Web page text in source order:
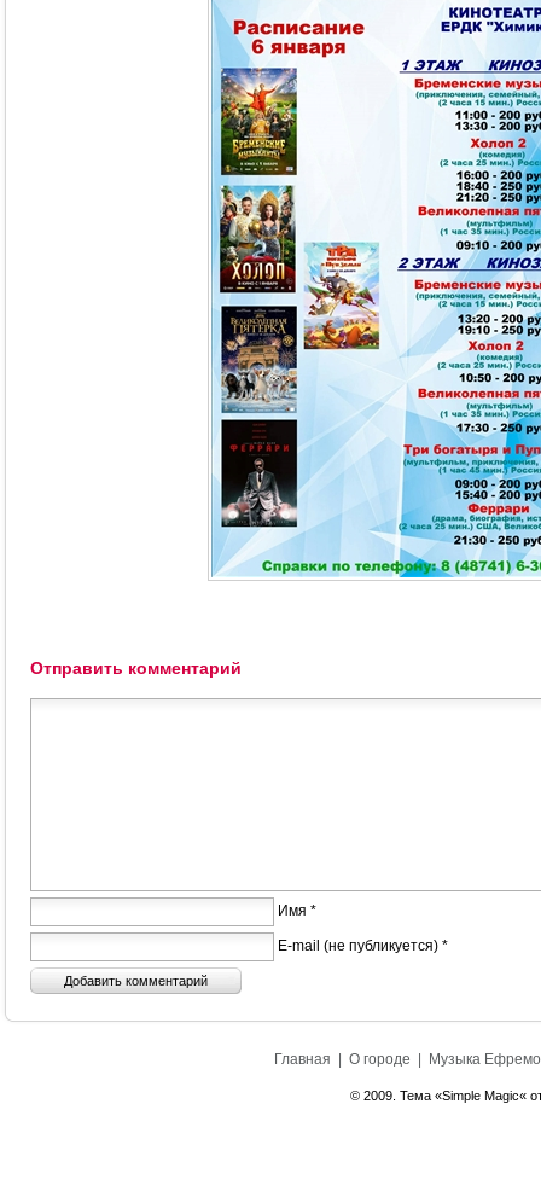
Отправить комментарий
Имя *
E-mail (не публикуется) *
Главная О городе Музыка
© 2009. Тема «Simple Magic«